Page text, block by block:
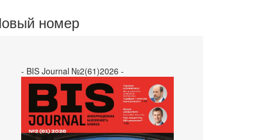
номер
- BIS Journal №2(61)2026 -